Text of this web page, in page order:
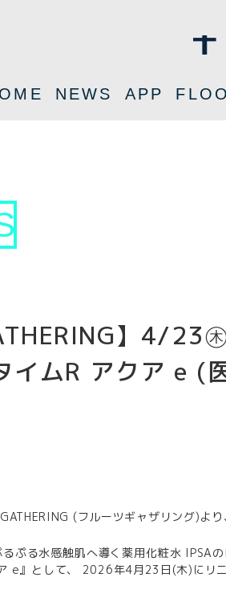
NEWS APP
】4/23
イムR アクア e (
(フルーツギャザリング)より
ぷる水感触肌へ導く薬用化粧水 IPSA
e』として、 2026年4月23日(木)にリニ